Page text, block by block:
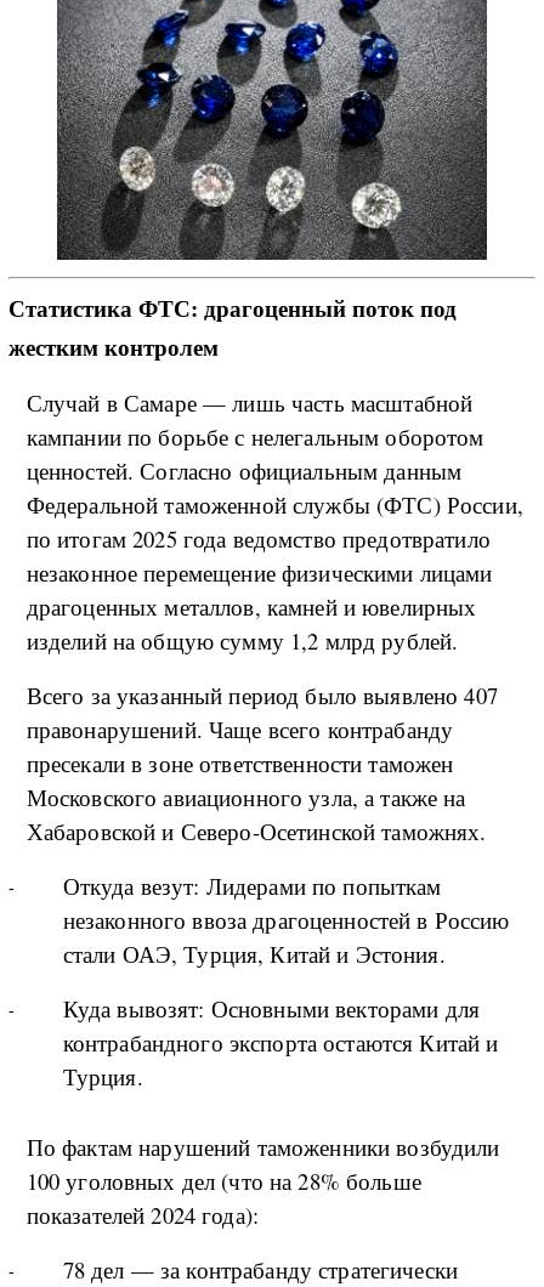
Статистика ФТС: драгоценный поток под
жестким контролем
Случай в Самаре — лишь часть масштабной
кампании по борьбе с нелегальным оборотом
ценностей. Согласно официальным данным
Федеральной таможенной службы (ФТС) России,
по итогам 2025 года ведомство предотвратило
незаконное перемещение физическими лицами
драгоценных металлов, камней и ювелирных
изделий на общую сумму 1,2 млрд рублей.
Всего за указанный период было выявлено 407
правонарушений. Чаще всего контрабанду
пресекали в зоне ответственности таможен
Московского авиационного узла, а также на
Хабаровской и Северо-Осетинской таможнях.
Откуда везут: Лидерами по попыткам
незаконного ввоза драгоценностей в Россию
стали ОАЭ, Турция, Китай и Эстония.
Куда вывозят: Основными векторами для
контрабандного экспорта остаются Китай и
Турция.
По фактам нарушений таможенники возбудили
100 уголовных дел (что на 28% больше
показателей 2024 года):
78 дел — за контрабанду стратегически